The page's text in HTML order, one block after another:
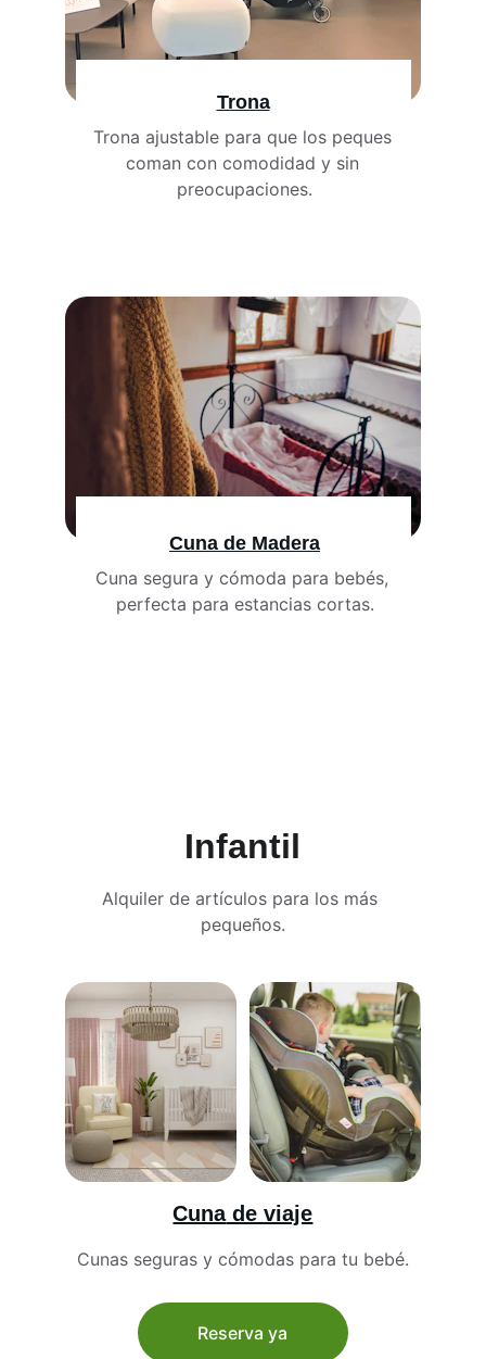
Cuna de Madera
Cuna segura y cómoda para bebés,
perfecta para estancias cortas.
Trona
Trona ajustable para que los peques
coman con comodidad y sin
preocupaciones.
Infantil
Alquiler de artículos para los más
pequeños.
Cuna de viaje
Cunas seguras y cómodas para tu bebé.
Reserva ya